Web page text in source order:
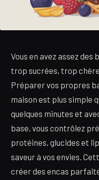
Vous en avez assez
trop sucrées, trop
Préparer vos propres
maison est plus simple
quelques minutes et
base, vous contrôlez
protéines, glucides et
saveur à vos envies.
créer des encas